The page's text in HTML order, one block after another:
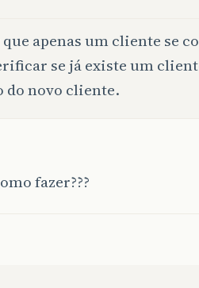
apenas um cliente se
se já existe um
do novo cliente.
fazer???